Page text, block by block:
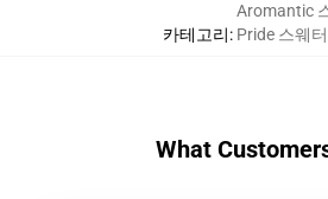
카테고리:
Aromantic
Pride 스웨터
What